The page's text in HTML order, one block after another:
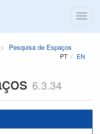
Pesquisa de Espaços
PT EN
6.3.34